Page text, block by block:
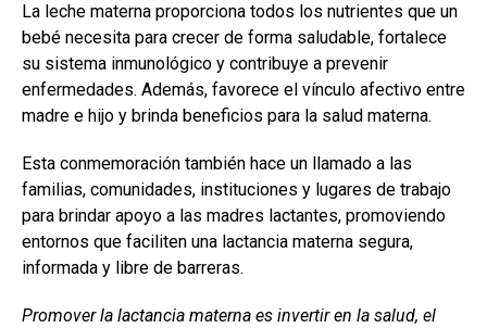
La leche materna proporciona todos los nutrientes que un
bebé necesita para crecer de forma saludable, fortalece
su sistema inmunológico y contribuye a prevenir
enfermedades. Además, favorece el vínculo afectivo entre
madre e hijo y brinda beneficios para la salud materna.
Esta conmemoración también hace un llamado a las
familias, comunidades, instituciones y lugares de trabajo
para brindar apoyo a las madres lactantes, promoviendo
entornos que faciliten una lactancia materna segura,
informada y libre de barreras.
Promover la lactancia materna es invertir en la salud, el